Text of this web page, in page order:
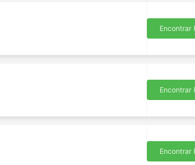
Encontrar
Encontrar
Encontrar